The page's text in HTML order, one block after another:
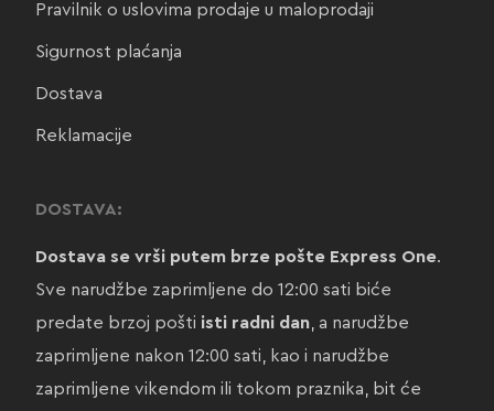
Pravilnik o uslovima prodaje u maloprodaji
Sigurnost plaćanja
Dostava
Reklamacije
DOSTAVA:
Dostava se vrši putem brze pošte Express One.
Sve narudžbe zaprimljene do 12:00 sati biće
predate brzoj pošti isti radni dan, a narudžbe
zaprimljene nakon 12:00 sati, kao i narudžbe
zaprimljene vikendom ili tokom praznika, bit će